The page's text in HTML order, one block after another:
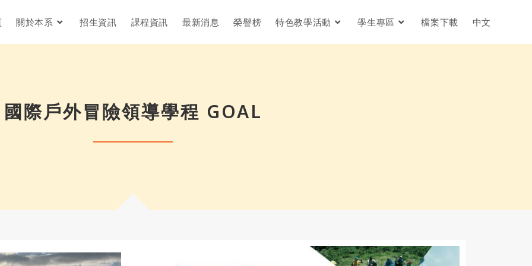
關於本系 招生資訊 課程資訊 最新消息 榮譽榜 特色教學活動 學生專區 檔案下載 中文
國際戶外冒險領導學程 GOAL